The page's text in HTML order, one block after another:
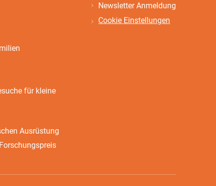
für kleine
Ausrüstung
Newsletter Anmeldung
Cookie Einstellungen